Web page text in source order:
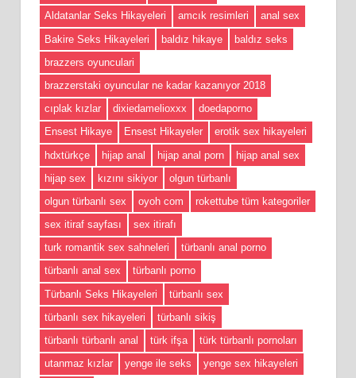
Aldatanlar Seks Hikayeleri
amcık resimleri
anal sex
Bakire Seks Hikayeleri
baldız hikaye
baldız seks
brazzers oyunculari
brazzerstaki oyuncular ne kadar kazanıyor 2018
cıplak kızlar
dixiedamelioxxx
doedaporno
Ensest Hikaye
Ensest Hikayeler
erotik sex hikayeleri
hdxtürkçe
hijap anal hijap anal porn
hijap anal sex
hijap sex
kızını sikiyor
olgun türbanlı
olgun türbanlı sex
oyoh com
rokettube tüm kategoriler
sex itiraf sayfası
sex itirafı
turk romantik sex sahneleri
türbanlı anal porno
türbanlı anal sex
türbanlı porno
Türbanlı Seks Hikayeleri
türbanlı sex
türbanlı sex hikayeleri
türbanlı sikiş
türbanlı türbanlı anal
türk ifşa
türk türbanlı pornoları
utanmaz kızlar
yenge ile seks yenge sex hikayeleri